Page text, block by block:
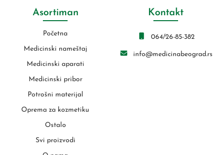
Asortiman
Početna
Medicinski nameštaj
Medicinski aparati
Medicinski pribor
Potrošni materijal
Oprema za kozmetiku
Ostalo
Svi proizvodi
Kontakt
064/26-85-382
info@medicinabeograd.rs